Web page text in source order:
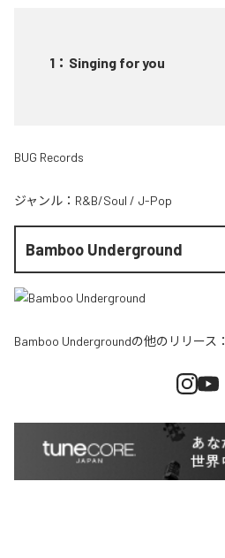
1 ： Singing for you
BUG Records
ジャンル： R&B/Soul / J-Pop
Bamboo Underground
Bamboo Undergroundの他のリリース：